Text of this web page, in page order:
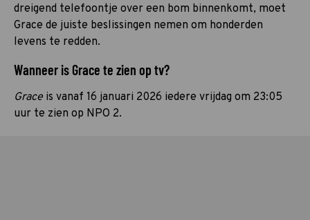
dreigend telefoontje over een bom binnenkomt, moet
Grace de juiste beslissingen nemen om honderden
levens te redden.
Wanneer is Grace te zien op tv?
Grace is vanaf 16 januari 2026 iedere vrijdag om 23:05
uur te zien op NPO 2.